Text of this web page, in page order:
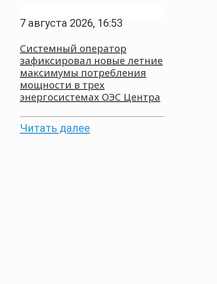
7 августа 2026, 16:53
Системный оператор
зафиксировал новые летние
максимумы потребления
мощности в трех
энергосистемах ОЭС Центра
Читать далее